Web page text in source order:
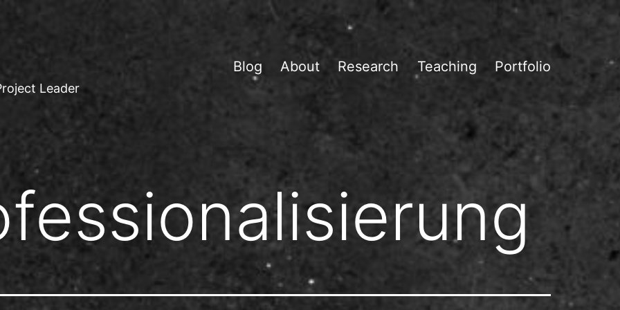
Leader
Blog About Research Teaching Portfolio